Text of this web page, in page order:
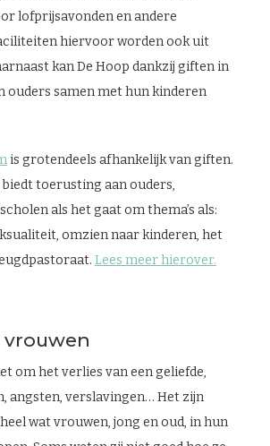
lofprijsavonden en andere
hiervoor worden ook uit
kan De Hoop dankzij giften in
ouders samen met hun kinderen
is grotendeels afhankelijk van giften.
toerusting aan ouders,
als het gaat om thema’s als:
omzien naar kinderen, het
Lees meer hierover.
vrouwen
om het verlies van een geliefde,
angsten, verslavingen… Het zijn
wat vrouwen, jong en oud, in hun